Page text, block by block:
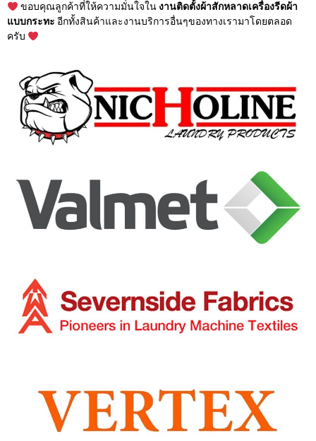
ขอบคุณลูกค้าที่ให้ความมั่นใจใน งานติดตั้งผ้าสักหลาดเครื่องรีดผ้า
แบบกระทะ อีกทั้งสินค้าและงานบริการอื่นๆของทางเรามาโดยตลอด
ครับ